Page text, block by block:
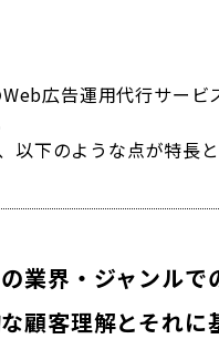
広告運用代行サー
以下のような点が特長と
業界・ジャンルで
顧客理解とそれに